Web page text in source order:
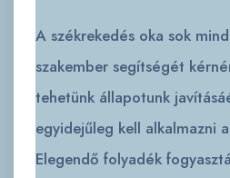
A székrekedés oka sok
szakember segítségét
tehetünk állapotunk
egyidejűleg kell alkalmazni
Elegendő folyadék